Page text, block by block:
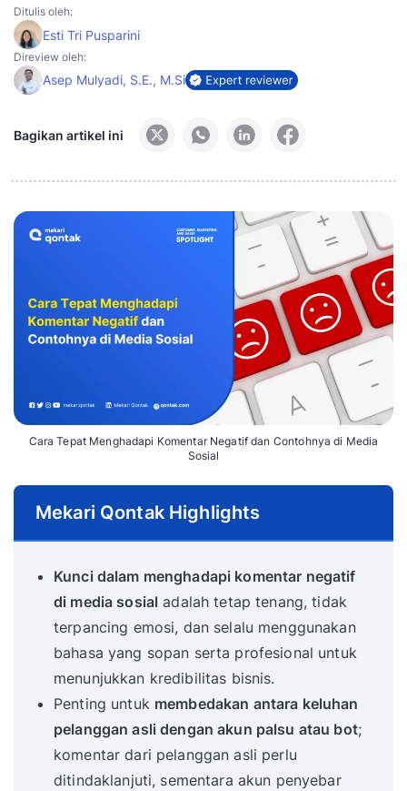
Ditulis oleh:
Esti Tri Pusparini
Direview oleh:
Asep Mulyadi, S.E., M.Si
Bagikan artikel ini
Cara Tepat Menghadapi Komentar Negatif dan Contohnya di Media
Sosial
Mekari Qontak Highlights
Kunci dalam menghadapi komentar negatif
di media sosial adalah tetap tenang, tidak
terpancing emosi, dan selalu menggunakan
bahasa yang sopan serta profesional untuk
menunjukkan kredibilitas bisnis.
Penting untuk membedakan antara keluhan
pelanggan asli dengan akun palsu atau bot;
komentar dari pelanggan asli perlu
ditindaklanjuti, sementara akun penyebar